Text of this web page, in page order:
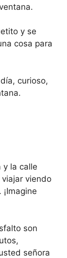
y se
cosa para
curioso,
y la calle
viendo
son
señora